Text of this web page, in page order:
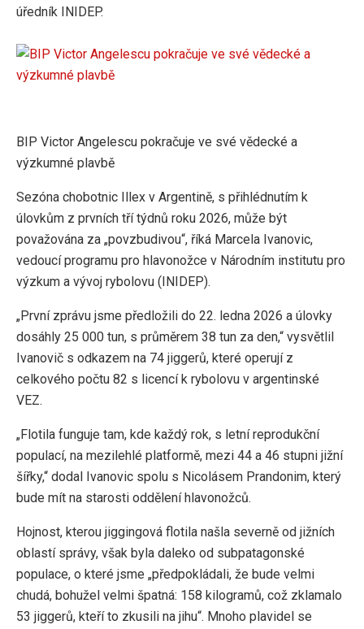
úředník INIDEP.
BIP Victor Angelescu pokračuje ve své vědecké a
výzkumné plavbě
Sezóna chobotnic Illex v Argentině, s přihlédnutím k
úlovkům z prvních tří týdnů roku 2026, může být
považována za „povzbudivou“, říká Marcela Ivanovic,
vedoucí programu pro hlavonožce v Národním institutu pro
výzkum a vývoj rybolovu (INIDEP).
„První zprávu jsme předložili do 22. ledna 2026 a úlovky
dosáhly 25 000 tun, s průměrem 38 tun za den,“ vysvětlil
Ivanovič s odkazem na 74 jiggerů, které operují z
celkového počtu 82 s licencí k rybolovu v argentinské
VEZ.
„Flotila funguje tam, kde každý rok, s letní reprodukční
populací, na mezilehlé platformě, mezi 44 a 46 stupni jižní
šířky,“ dodal Ivanovic spolu s Nicolásem Prandonim, který
bude mít na starosti oddělení hlavonožců.
Hojnost, kterou jiggingová flotila našla severně od jižních
oblastí správy, však byla daleko od subpatagonské
populace, o které jsme „předpokládali, že bude velmi
chudá, bohužel velmi špatná: 158 kilogramů, což zklamalo
53 jiggerů, kteří to zkusili na jihu“. Mnoho plavidel se